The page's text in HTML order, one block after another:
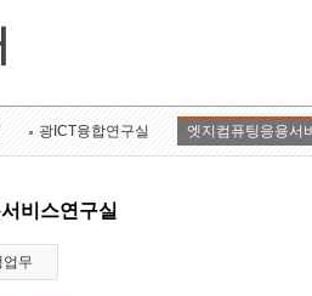
광ICT융합연구실 엣지컴퓨팅응용서
비스연구실
업무